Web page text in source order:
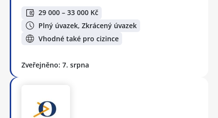
29 000 – 33 000 Kč
Plný úvazek, Zkrácený úvazek
Vhodné také pro cizince
Zveřejněno: 7. srpna